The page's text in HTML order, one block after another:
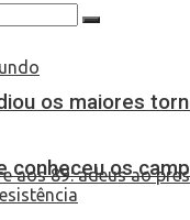
os maiores
conheceu os